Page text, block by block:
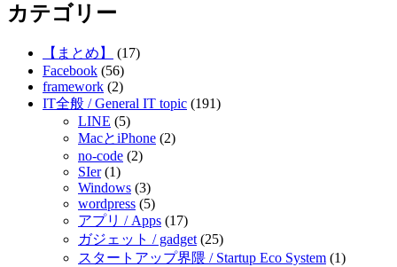
カテゴリー
【まとめ】
(17)
Facebook (56)
framework (2)
IT全般 / General IT topic (191)
LINE (5)
MacとiPhone (2)
no-code (2)
SIer(1)
Windows (3)
wordpress (5)
アプリ / Apps (17)
ガジェット / gadget(25)
スタートアップ界隈 / Startup Eco System (1)